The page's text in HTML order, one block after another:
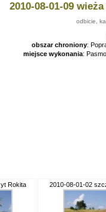
2010-08-01-09
odbicie,
obszar chroniony:
miejsce wykonania:
Rokita
2010-08-01-02